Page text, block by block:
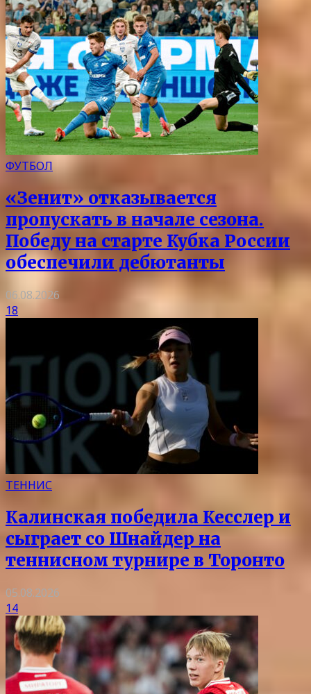
ФУТБОЛ
«Зенит» отказывается
пропускать в начале сезона.
Победу на старте Кубка России
обеспечили дебютанты
06.08.2026
18
ТЕННИС
Калинская победила Кесслер и
сыграет со Шнайдер на
теннисном турнире в Торонто
05.08.2026
14